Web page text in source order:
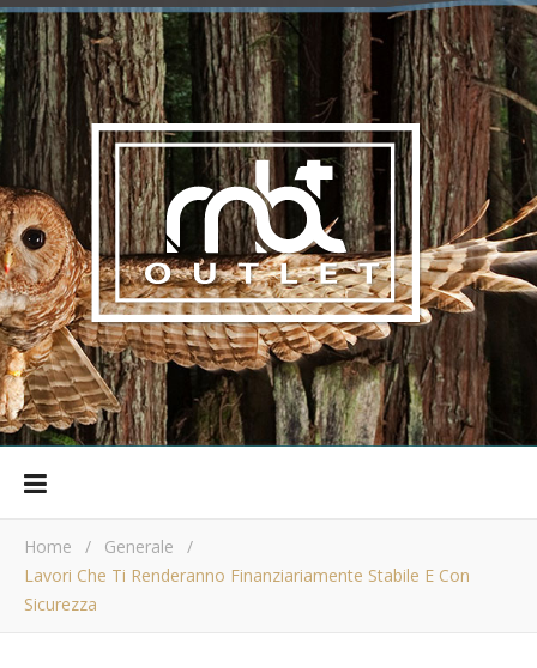
Home / Generale
/
Lavori Che Ti Renderanno Finanziariamente Stabile E Con
Sicurezza